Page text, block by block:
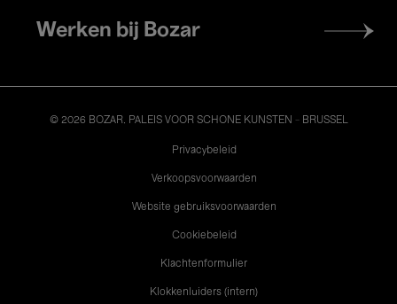
Werken bij Bozar
© 2026 BOZAR. PALEIS VOOR SCHONE KUNSTEN - BRUSSEL
Privacybeleid
Verkoopsvoorwaarden
Website gebruiksvoorwaarden
Cookiebeleid
Klachtenformulier
Klokkenluiders (intern)